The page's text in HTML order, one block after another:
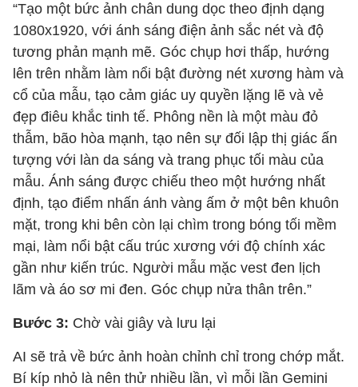
“Tạo một bức ảnh chân dung dọc theo định dạng
1080x1920, với ánh sáng điện ảnh sắc nét và độ
tương phản mạnh mẽ. Góc chụp hơi thấp, hướng
lên trên nhằm làm nổi bật đường nét xương hàm và
cổ của mẫu, tạo cảm giác uy quyền lặng lẽ và vẻ
đẹp điêu khắc tinh tế. Phông nền là một màu đỏ
thẫm, bão hòa mạnh, tạo nên sự đối lập thị giác ấn
tượng với làn da sáng và trang phục tối màu của
mẫu. Ánh sáng được chiếu theo một hướng nhất
định, tạo điểm nhấn ánh vàng ấm ở một bên khuôn
mặt, trong khi bên còn lại chìm trong bóng tối mềm
mại, làm nổi bật cấu trúc xương với độ chính xác
gần như kiến trúc. Người mẫu mặc vest đen lịch
lãm và áo sơ mi đen. Góc chụp nửa thân trên.”
Bước 3: Chờ vài giây và lưu lại
AI sẽ trả về bức ảnh hoàn chỉnh chỉ trong chớp mắt.
Bí kíp nhỏ là nên thử nhiều lần, vì mỗi lần Gemini